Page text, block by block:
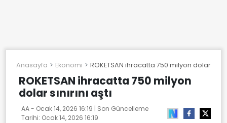
Anasayfa Ekonomi ROKETSAN ihracatta 750 milyon dolar
ROKETSAN ihracatta 750 milyon
dolar sınırını aştı
AA - Ocak 14, 2026 16:19 | Son Güncelleme
Tarihi: Ocak 14, 2026 16:19